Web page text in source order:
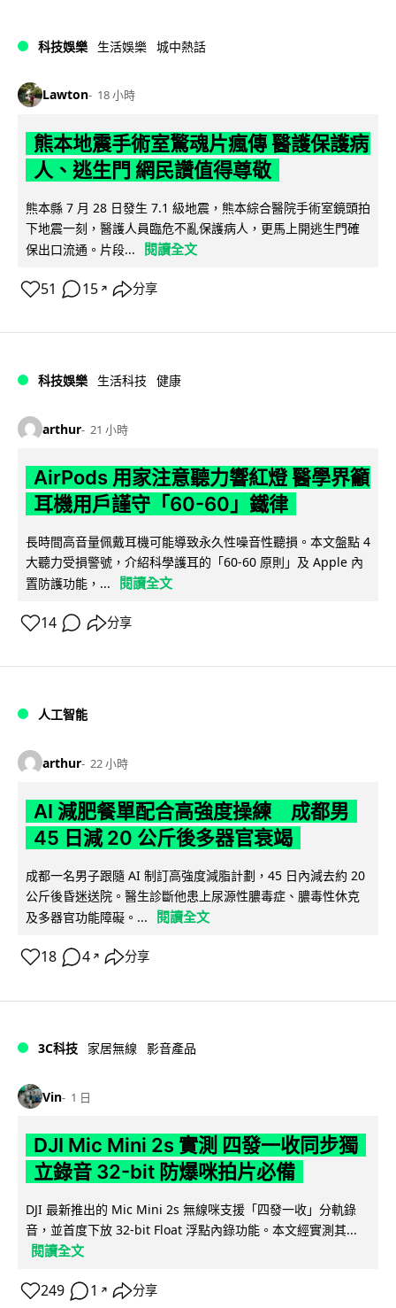
科技娛樂 生活娛樂 城中熱話
Lawton 18 小時
熊本地震手術室驚魂片瘋傳 醫護保護病
人、逃生門 網民讚值得尊敬
熊本縣 7 月 28 日發生 7.1 級地震，熊本綜合醫院手術室鏡頭拍
下地震一刻，醫護人員臨危不亂保護病人，更馬上開逃生門確
保出口流通。片段...
閱讀全文
51 15 ↗ 分享
科技娛樂 生活科技 健康
arthur 21 小時
AirPods 用家注意聽力響紅燈 醫學界籲
耳機用戶謹守「60-60」鐵律
長時間高音量佩戴耳機可能導致永久性噪音性聽損。本文盤點 4
大聽力受損警號，介紹科學護耳的「60-60 原則」及 Apple 內
置防護功能，...
閱讀全文
14 分享
人工智能
arthur 22 小時
AI 減肥餐單配合高強度操練 成都男
45 日減 20 公斤後多器官衰竭
成都一名男子跟隨 AI 制訂高強度減脂計劃，45 日內減去約 20
公斤後昏迷送院。醫生診斷他患上尿源性膿毒症、膿毒性休克
及多器官功能障礙。...
閱讀全文
18 4 ↗ 分享
3C科技 家居無線 影音產品
Vin 1 日
DJI Mic Mini 2s 實測 四發一收同步獨
立錄音 32-bit 防爆咪拍片必備
DJI 最新推出的 Mic Mini 2s 無線咪支援「四發一收」分軌錄
音，並首度下放 32-bit Float 浮點內錄功能。本文經實測其...
閱讀全文
249 1 ↗ 分享